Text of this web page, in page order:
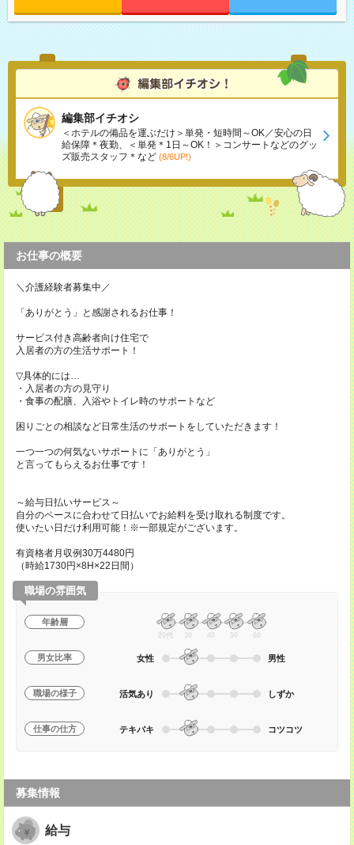
編集部イチオシ
＜ホテルの備品を運ぶだけ＞単発・短時間～OK／安心の日
給保障＊夜勤、＜単発＊1日～OK！＞コンサートなどのグッ
ズ販売スタッフ＊など (8/6UP!)
お仕事の概要
＼介護経験者募集中／
「ありがとう」と感謝されるお仕事！
サービス付き高齢者向け住宅で
入居者の方の生活サポート！
▽具体的には…
・入居者の方の見守り
・食事の配膳、入浴やトイレ時のサポートなど
困りごとの相談など日常生活のサポートをしていただきます！
一つ一つの何気ないサポートに「ありがとう」
と言ってもらえるお仕事です！
～給与日払いサービス～
自分のペースに合わせて日払いでお給料を受け取れる制度です。
使いたい日だけ利用可能！※一部規定がございます。
有資格者月収例30万4480円
（時給1730円×8H×22日間）
職場の雰囲気
年齢層
20代 30 40 50 60
男女比率 女性 男性
職場の様子 活気あり しずか
仕事の仕方 テキパキ コツコツ
募集情報
給与